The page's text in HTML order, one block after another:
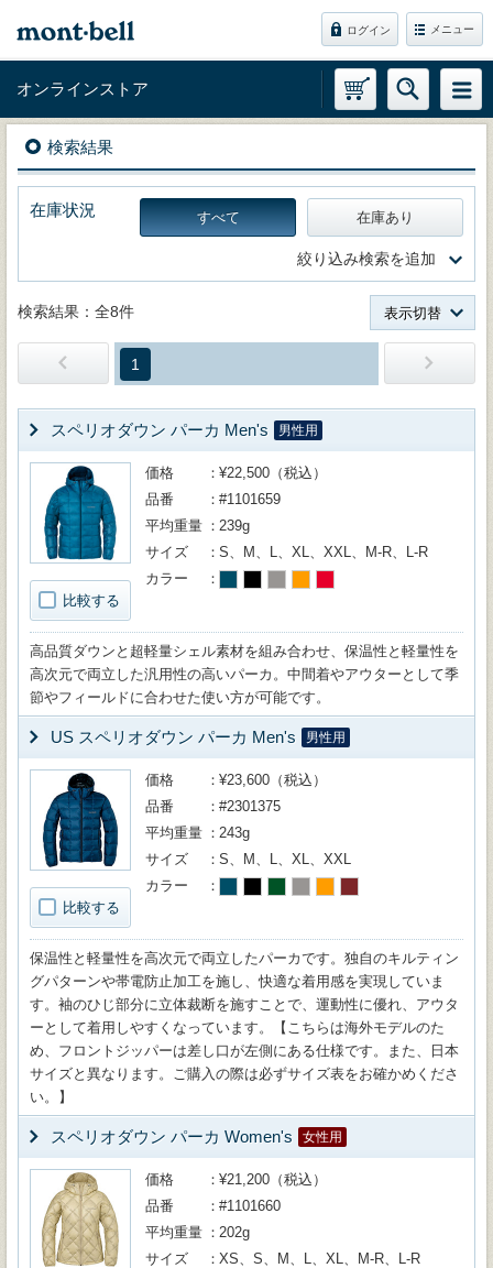
ログイン メニュー
オンラインストア
検索結果
在庫状況 すべて 在庫あり
絞り込み検索を追加
検索結果：全8件 表示切替
1
スペリオダウン パーカ Men's 男性用
比較する
価格
¥22,500（税込）
品番
#1101659
平均重量
239g
サイズ
S、M、L、XL、XXL、M-R、L-R
カラー
高品質ダウンと超軽量シェル素材を組み合わせ、保温性と軽量性を
高次元で両立した汎用性の高いパーカ。中間着やアウターとして季
節やフィールドに合わせた使い方が可能です。
US スペリオダウン パーカ Men's 男性用
比較する
価格
¥23,600（税込）
品番
#2301375
平均重量
243g
サイズ
S、M、L、XL、XXL
カラー
保温性と軽量性を高次元で両立したパーカです。独自のキルティン
グパターンや帯電防止加工を施し、快適な着用感を実現していま
す。袖のひじ部分に立体裁断を施すことで、運動性に優れ、アウタ
ーとして着用しやすくなっています。【こちらは海外モデルのた
め、フロントジッパーは差し口が左側にある仕様です。また、日本
サイズと異なります。ご購入の際は必ずサイズ表をお確かめくださ
い。】
スペリオダウン パーカ Women's 女性用
価格
¥21,200（税込）
品番
#1101660
平均重量
202g
サイズ
XS、S、M、L、XL、M-R、L-R